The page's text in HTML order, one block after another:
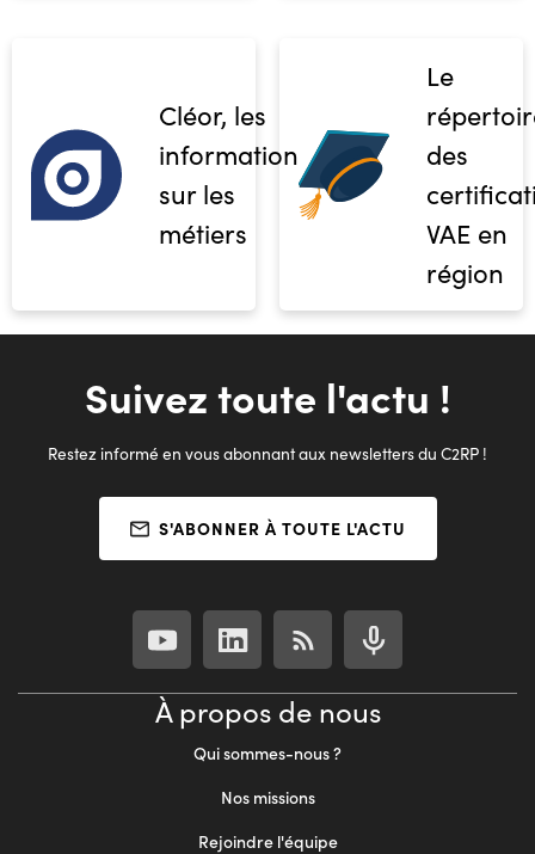
Cléor, les
informations
sur les
métiers
Le
des
VAE en
région
Suivez toute l'actu !
Restez informé en vous abonnant aux newsletters du C2RP !
S'ABONNER À TOUTE L'ACTU
À propos de nous
Qui sommes-nous ?
Nos missions
Rejoindre l'équipe